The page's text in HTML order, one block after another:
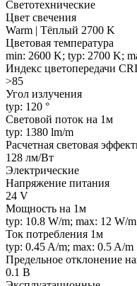
Светотехнические
Цвет свечения
Warm | Тёплый 2700 K
Цветовая температура
min: 2600 K; typ: 2700 K;
Индекс цветопередачи
>85
Угол излучения
typ: 120 °
Световой поток на 1м
typ: 1380 lm/m
Расчетная световая
128 лм/Вт
Электрические
Напряжение питания
24 V
Мощность на 1м
typ: 10.8 W/m; max: 12 W/m
Ток потребления 1м
typ: 0.45 A/m; max: 0.5 A/m
Предельное отклонение
0.1 В